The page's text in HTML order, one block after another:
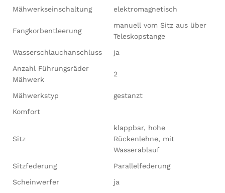
Mähwerkseinschaltung
elektromagnetisch
Fangkorbentleerung
manuell vom Sitz aus über
Teleskopstange
Wasserschlauchanschluss
ja
Anzahl Führungsräder
Mähwerk
2
Mähwerkstyp
gestanzt
Komfort
Sitz
klappbar, hohe
Rückenlehne, mit
Wasserablauf
Sitzfederung
Parallelfederung
Scheinwerfer
ja